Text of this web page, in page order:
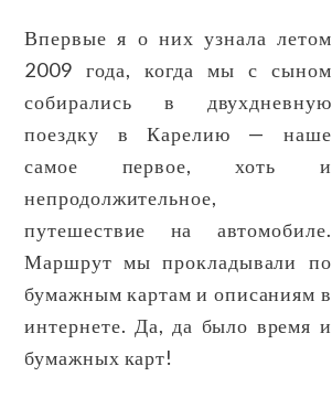
Впервые я о них узнала летом
2009 года, когда мы с сыном
собирались в двухдневную
поездку в Карелию — наше
самое первое, хоть и
непродолжительное,
путешествие на автомобиле.
Маршрут мы прокладывали по
бумажным картам и описаниям в
интернете. Да, да было время и
бумажных карт!